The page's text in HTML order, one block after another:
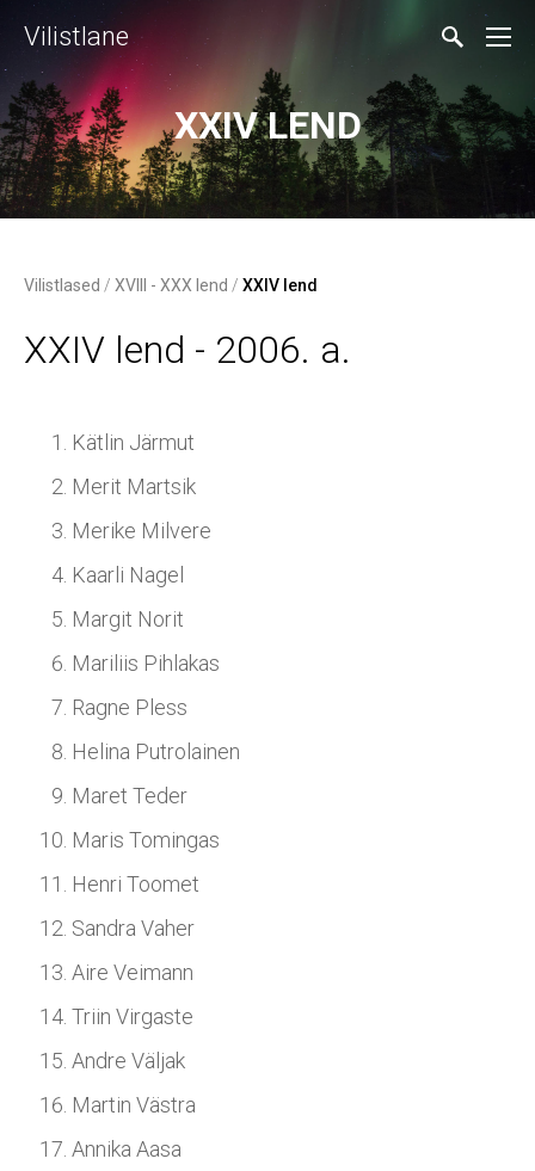
Vilistlane
XXIV LEND
Vilistlased / XVIII - XXX lend / XXIV lend
XXIV lend - 2006. a.
Kätlin Järmut
Merit Martsik
Merike Milvere
Kaarli Nagel
Margit Norit
Mariliis Pihlakas
Ragne Pless
Helina Putrolainen
Maret Teder
Maris Tomingas
Henri Toomet
Sandra Vaher
Aire Veimann
Triin Virgaste
Andre Väljak
Martin Västra
Annika Aasa